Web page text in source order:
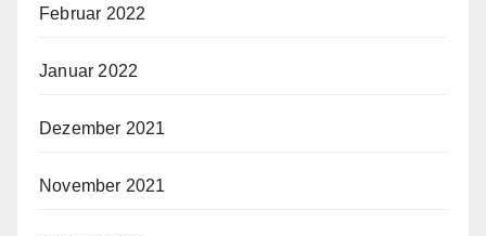
Februar 2022
Januar 2022
Dezember 2021
November 2021